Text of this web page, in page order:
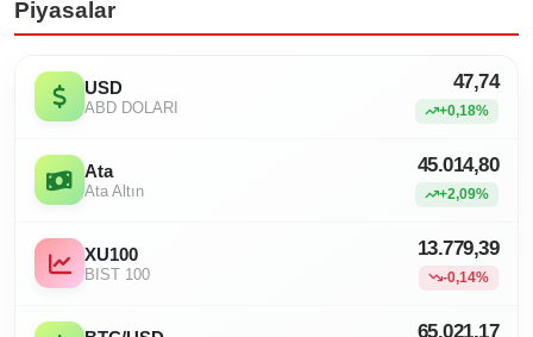
Piyasalar
USD
ABD DOLARI
47,74
+0,18%
Ata
Ata Altın
45.014,80
+2,09%
XU100
BIST 100
13.779,39
-0,14%
65.021,17